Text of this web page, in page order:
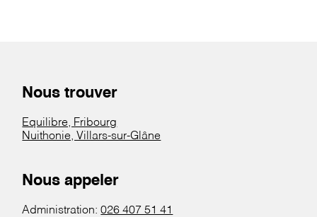
Nous trouver
Equilibre, Fribourg
Nuithonie, Villars-sur-Glâne
Nous appeler
Administration:026 407 51 41